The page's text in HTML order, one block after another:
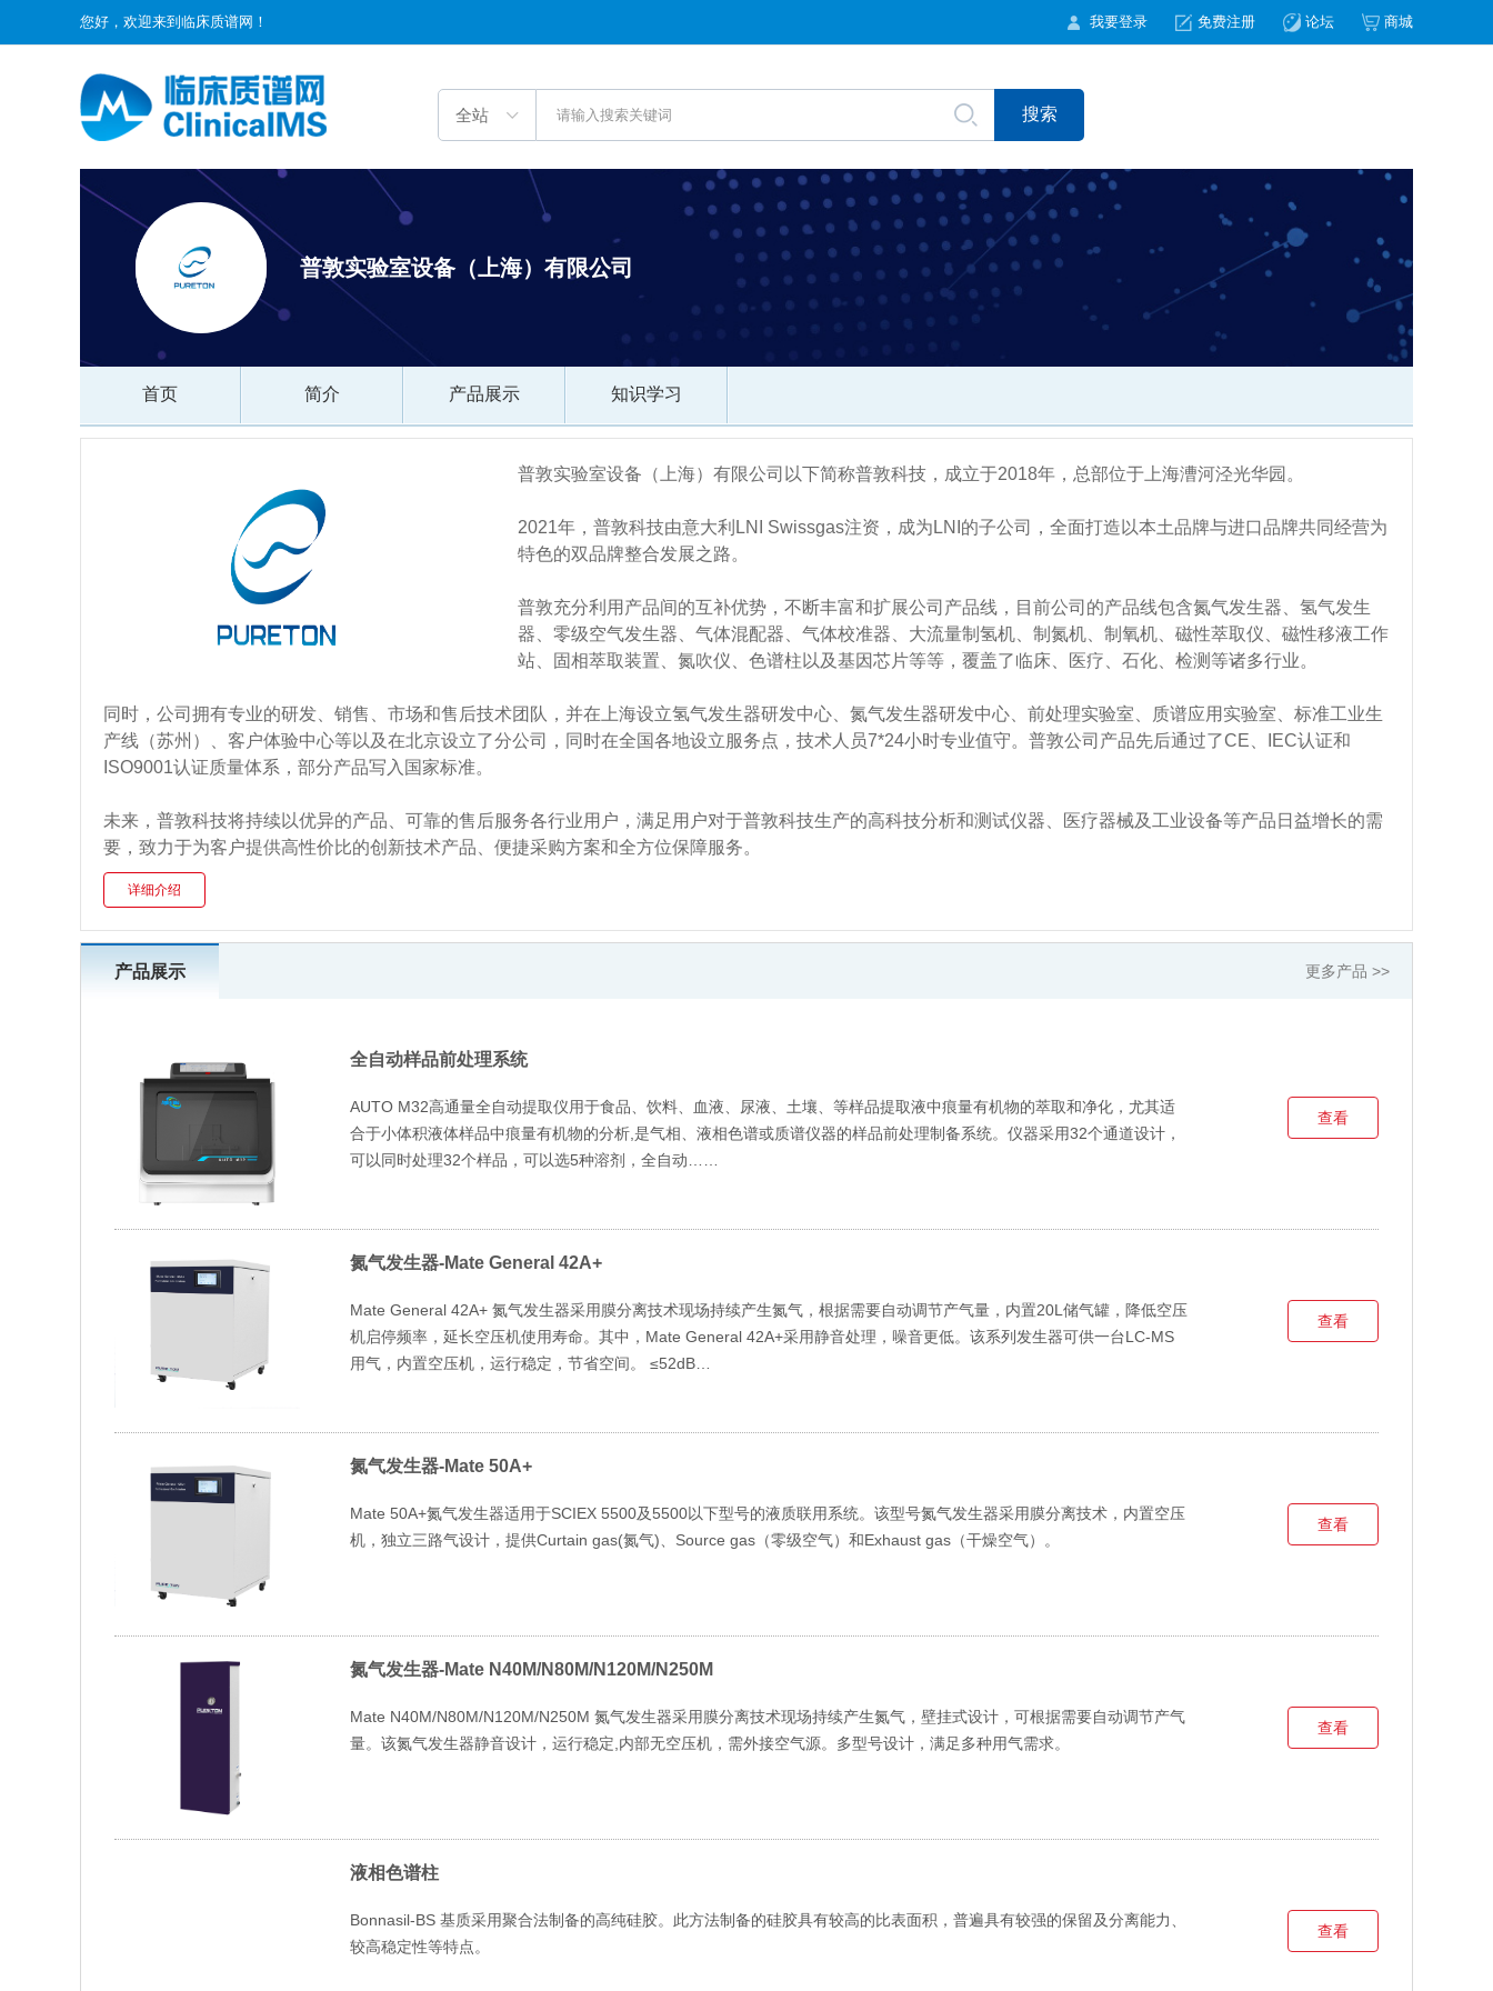
您好，欢迎来到临床质谱网！ 我要登录 免费注册 论坛 商城
普敦实验室设备（上海）有限公司
首页 简介 产品展示 知识学习
普敦实验室设备（上海）有限公司以下简称普敦科技，成立于2018年，总部位于上海漕河泾光华园。
2021年，普敦科技由意大利LNI Swissgas注资，成为LNI的子公司，全面打造以本土品牌与进口品牌共同经营为
特色的双品牌整合发展之路。
普敦充分利用产品间的互补优势，不断丰富和扩展公司产品线，目前公司的产品线包含氮气发生器、氢气发生
器、零级空气发生器、气体混配器、气体校准器、大流量制氢机、制氮机、制氧机、磁性萃取仪、磁性移液工作
站、固相萃取装置、氮吹仪、色谱柱以及基因芯片等等，覆盖了临床、医疗、石化、检测等诸多行业。
同时，公司拥有专业的研发、销售、市场和售后技术团队，并在上海设立氢气发生器研发中心、氮气发生器研发中心、前处理实验室、质谱应用实验室、标准工业生
产线（苏州）、客户体验中心等以及在北京设立了分公司，同时在全国各地设立服务点，技术人员7*24小时专业值守。普敦公司产品先后通过了CE、IEC认证和
ISO9001认证质量体系，部分产品写入国家标准。
未来，普敦科技将持续以优异的产品、可靠的售后服务各行业用户，满足用户对于普敦科技生产的高科技分析和测试仪器、医疗器械及工业设备等产品日益增长的需
要，致力于为客户提供高性价比的创新技术产品、便捷采购方案和全方位保障服务。
详细介绍
产品展示 更多产品 >>
全自动样品前处理系统
AUTO M32高通量全自动提取仪用于食品、饮料、血液、尿液、土壤、等样品提取液中痕量有机物的萃取和净化，尤其适
合于小体积液体样品中痕量有机物的分析,是气相、液相色谱或质谱仪器的样品前处理制备系统。仪器采用32个通道设计，
可以同时处理32个样品，可以选5种溶剂，全自动……
查看
氮气发生器-Mate General 42A+
Mate General 42A+ 氮气发生器采用膜分离技术现场持续产生氮气，根据需要自动调节产气量，内置20L储气罐，降低空压
机启停频率，延长空压机使用寿命。其中，Mate General 42A+采用静音处理，噪音更低。该系列发生器可供一台LC-MS
用气，内置空压机，运行稳定，节省空间。 ≤52dB…
查看
氮气发生器-Mate 50A+
Mate 50A+氮气发生器适用于SCIEX 5500及5500以下型号的液质联用系统。该型号氮气发生器采用膜分离技术，内置空压
机，独立三路气设计，提供Curtain gas(氮气)、Source gas（零级空气）和Exhaust gas（干燥空气）。
查看
氮气发生器-Mate N40M/N80M/N120M/N250M
Mate N40M/N80M/N120M/N250M 氮气发生器采用膜分离技术现场持续产生氮气，壁挂式设计，可根据需要自动调节产气
量。该氮气发生器静音设计，运行稳定,内部无空压机，需外接空气源。多型号设计，满足多种用气需求。
查看
液相色谱柱
Bonnasil-BS 基质采用聚合法制备的高纯硅胶。此方法制备的硅胶具有较高的比表面积，普遍具有较强的保留及分离能力、
较高稳定性等特点。
查看